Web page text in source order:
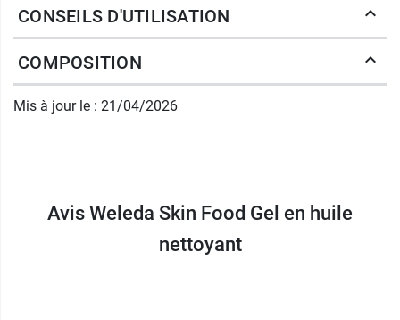
forme de gel qui, au contact de la peau, se
l'épiderme en douceur. En effet, il
peau.
Skin Food Weleda
Ce soin du visage est composé d'huile de
CONSEILS D'UTILISATION
COMPOSITION
Mis à jour le : 21/04/2026
Avis Weleda Skin Food Gel en huile
nettoyant